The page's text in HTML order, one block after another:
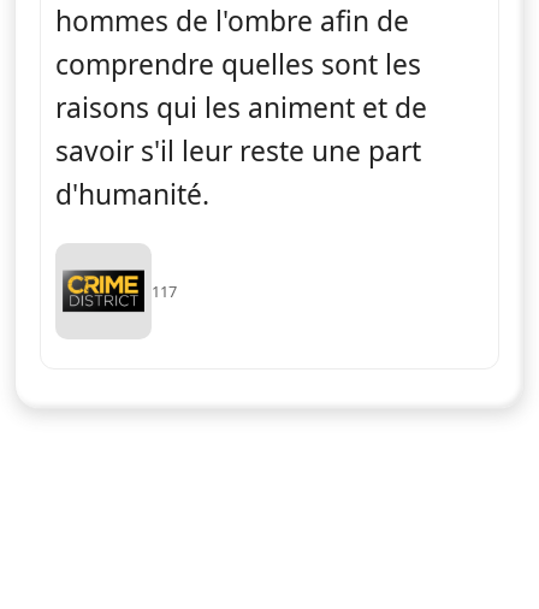
hommes de l'ombre afin de
comprendre quelles sont les
raisons qui les animent et de
savoir s'il leur reste une part
d'humanité.
117